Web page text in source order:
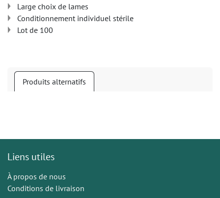
Large choix de lames
Conditionnement individuel stérile
Lot de 100
Produits alternatifs
Liens utiles
À propos de nous
Conditions de livraison